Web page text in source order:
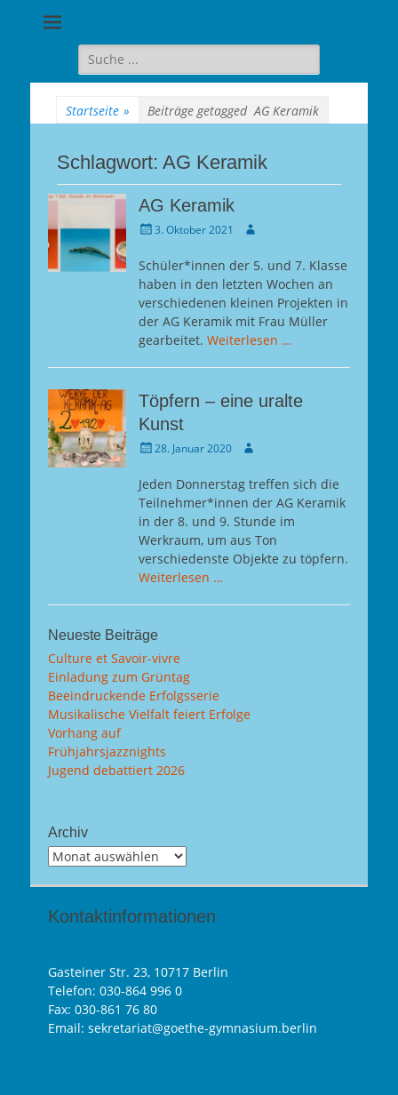
Berlin-
Wilmersdorf
Suche
für:
Startseite » Beiträge getaggedAG Keramik
Schlagwort: AG Keramik
AG Keramik
Gepostet
3. Oktober 2021 Autor
Schüler*innen der 5. und 7. Klasse
haben in den letzten Wochen an
verschiedenen kleinen Projekten in
der AG Keramik mit Frau Müller
gearbeitet. Weiterlesen …
Töpfern – eine uralte
Kunst
Gepostet
28. Januar 2020 Autor
Jeden Donnerstag treffen sich die
Teilnehmer*innen der AG Keramik
in der 8. und 9. Stunde im
Werkraum, um aus Ton
verschiedenste Objekte zu töpfern.
Weiterlesen …
Neueste Beiträge
Culture et Savoir-vivre
Einladung zum Grüntag
Beeindruckende Erfolgsserie
Musikalische Vielfalt feiert Erfolge
Vorhang auf
Frühjahrsjazznights
Jugend debattiert 2026
Archiv
Archiv
Kontaktinformationen
Gasteiner Str. 23, 10717 Berlin
Telefon: 030-864 996 0
Fax: 030-861 76 80
Email: sekretariat@goethe-gymnasium.berlin